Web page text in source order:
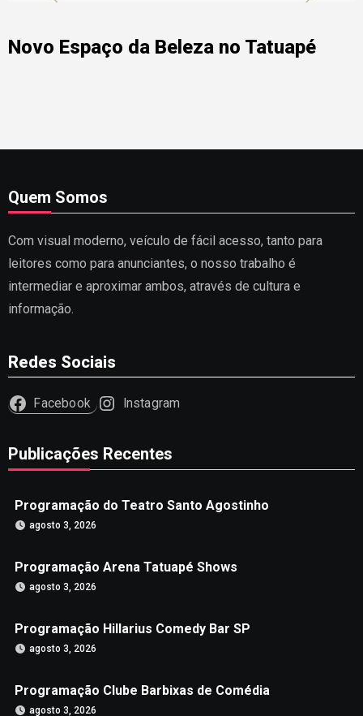
Novo Espaço da Beleza no Tatuapé
Quem Somos
Com visual moderno, veículo de fácil acesso, tanto para
leitores como para anunciantes, o nosso trabalho é
intermediar e aproximar ambos, através de cultura e
informação.
Redes Sociais
Facebook Instagram
Publicações Recentes
Programação do Teatro Santo Agostinho
agosto 3, 2026
Programação Arena Tatuapé Shows
agosto 3, 2026
Programação Hillarius Comedy Bar SP
agosto 3, 2026
Programação Clube Barbixas de Comédia
agosto 3, 2026